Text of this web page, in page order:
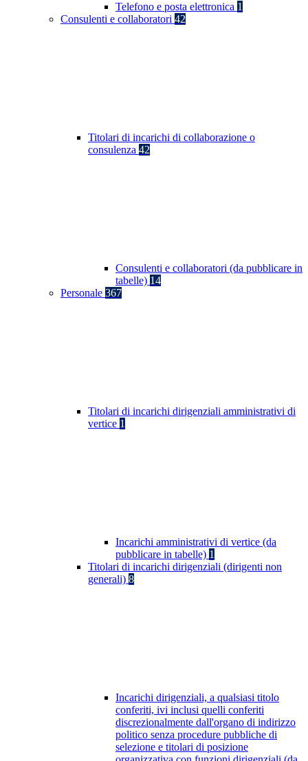
Telefono e posta elettronica 1
Consulenti e collaboratori 42
Titolari di incarichi di collaborazione o
consulenza 42
Consulenti e collaboratori (da pubblicare in
tabelle) 14
Personale 367
Titolari di incarichi dirigenziali amministrativi di
vertice 1
Incarichi amministrativi di vertice (da
pubblicare in tabelle) 1
Titolari di incarichi dirigenziali (dirigenti non
generali) 8
Incarichi dirigenziali, a qualsiasi titolo
conferiti, ivi inclusi quelli conferiti
discrezionalmente dall'organo di indirizzo
politico senza procedure pubbliche di
selezione e titolari di posizione